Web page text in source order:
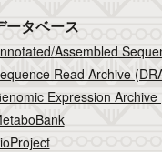
ータベース
Assembled
Read Archive
Expression Archive